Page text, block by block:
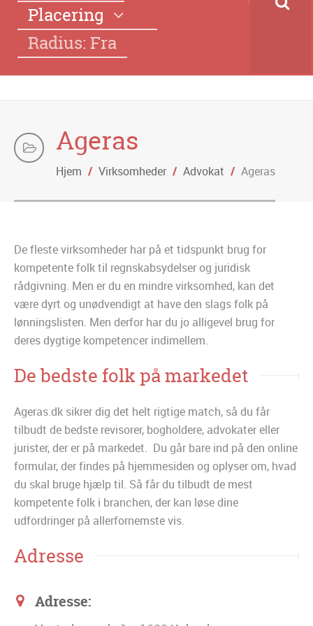
Placering
Radius: Fra
Ageras
Hjem / Virksomheder / Advokat / Ageras
De fleste virksomheder har på et tidspunkt brug for
kompetente folk til regnskabsydelser og juridisk
rådgivning. Men er du en mindre virksomhed, kan det
være dyrt og unødvendigt at have den slags folk på
lønningslisten. Men derfor har du jo alligevel brug for
deres dygtige kompetencer indimellem.
De bedste folk på markedet
Ageras.dk sikrer dig det helt rigtige match, så du får
tilbudt de bedste revisorer, bogholdere, advokater eller
jurister, der er på markedet. Du går bare ind på den online
formular, der findes på hjemmesiden og oplyser om, hvad
du skal bruge hjælp til. Så får du tilbudt de mest
kompetente folk i branchen, der kan løse dine
udfordringer på allerfornemste vis.
Adresse
Adresse: